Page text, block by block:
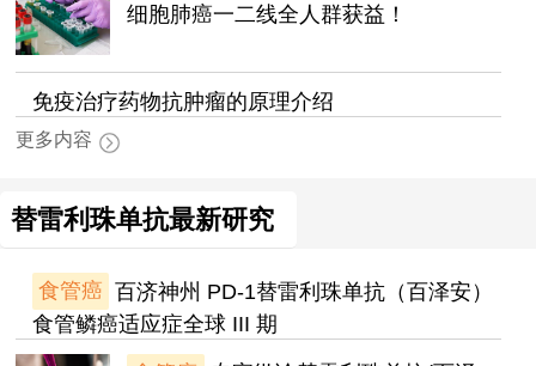
细胞肺癌一二线全人群获益！
免疫治疗药物抗肿瘤的原理介绍
更多内容
替雷利珠单抗最新研究
食管癌 百济神州 PD-1替雷利珠单抗（百泽安）
食管鳞癌适应症全球 III 期